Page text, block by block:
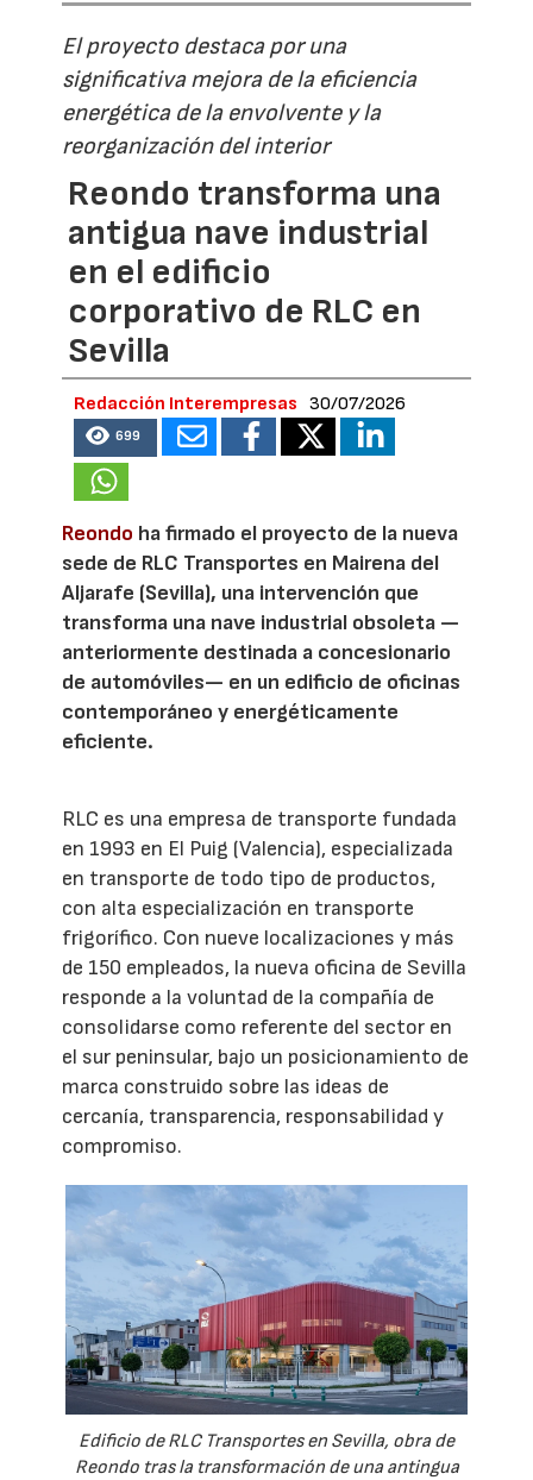
El proyecto destaca por una
significativa mejora de la eficiencia
energética de la envolvente y la
reorganización del interior
Reondo transforma una
antigua nave industrial
en el edificio
corporativo de RLC en
Sevilla
Redacción Interempresas 30/07/2026
699
Reondo ha firmado el proyecto de la nueva
sede de RLC Transportes en Mairena del
Aljarafe (Sevilla), una intervención que
transforma una nave industrial obsoleta —
anteriormente destinada a concesionario
de automóviles— en un edificio de oficinas
contemporáneo y energéticamente
eficiente.
RLC es una empresa de transporte fundada
en 1993 en El Puig (Valencia), especializada
en transporte de todo tipo de productos,
con alta especialización en transporte
frigorífico. Con nueve localizaciones y más
de 150 empleados, la nueva oficina de Sevilla
responde a la voluntad de la compañía de
consolidarse como referente del sector en
el sur peninsular, bajo un posicionamiento de
marca construido sobre las ideas de
cercanía, transparencia, responsabilidad y
compromiso.
Edificio de RLC Transportes en Sevilla, obra de
Reondo tras la transformación de una antingua